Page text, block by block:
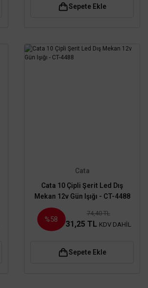
Sepete Ekle
Cata
Cata 10 Çipli Şerit Led Dış
Mekan 12v Gün Işığı - CT-4488
%58
74,40 TL
31,25 TL KDV DAHİL
Sepete Ekle